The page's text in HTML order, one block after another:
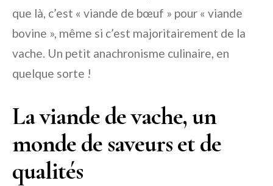
que là, c’est « viande de bœuf » pour « viande
bovine », même si c’est majoritairement de la
vache. Un petit anachronisme culinaire, en
quelque sorte !
La viande de vache, un
monde de saveurs et de
qualités